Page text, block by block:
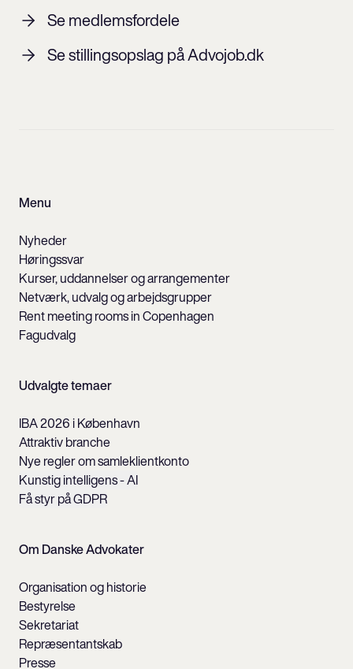
Se medlemsfordele
Se stillingsopslag på Advojob.dk
Menu
Nyheder
Høringssvar
Kurser, uddannelser og arrangementer
Netværk, udvalg og arbejdsgrupper
Rent meeting rooms in Copenhagen
Fagudvalg
Udvalgte temaer
IBA 2026 i København
Attraktiv branche
Nye regler om samleklientkonto
Kunstig intelligens - AI
Få styr på GDPR
Om Danske Advokater
Organisation og historie
Bestyrelse
Sekretariat
Repræsentantskab
Presse